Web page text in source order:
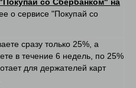
о сервисе "Покупай со
сразу только 25%, а
в течение 6 недель, по 25%
для держателей карт